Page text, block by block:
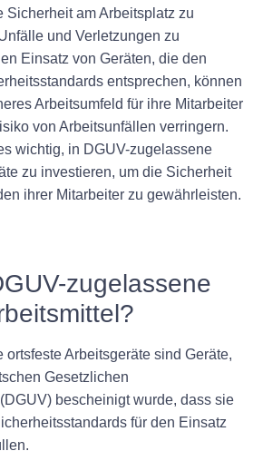
Sicherheit am Arbeitsplatz zu
und Verletzungen zu
Einsatz von Geräten, die den
entsprechen, können
Arbeitsumfeld für ihre Mitarbeiter
von Arbeitsunfällen verringern.
wichtig, in DGUV-zugelassene
zu investieren, um die Sicherheit
ihrer Mitarbeiter zu gewährleisten.
zugelassene
ortsfeste Arbeitsgeräte sind Geräte,
Gesetzlichen
bescheinigt wurde, dass sie
für den Einsatz